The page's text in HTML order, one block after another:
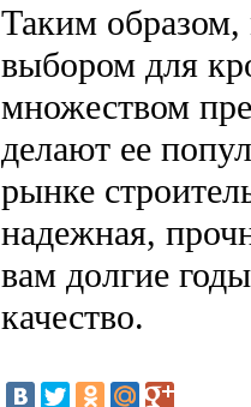
Таким образом,
выбором для
множеством
делают ее
рынке
надежная,
вам долгие
качество.